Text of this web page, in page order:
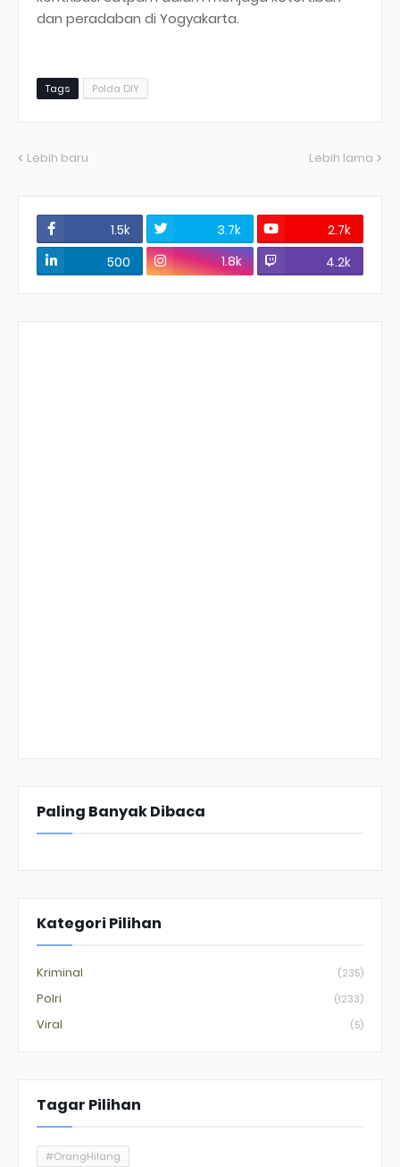
dan peradaban di Yogyakarta.
Tags Polda DIY
Lebih baru Lebih lama
1.5k 3.7k
2.7k
500
1.8k 4.2k
Paling Banyak Dibaca
Kategori Pilihan
Kriminal (235)
Polri (1233)
Viral (5)
Tagar Pilihan
#OrangHilang